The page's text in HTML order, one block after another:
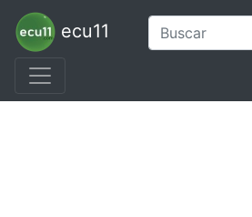
ecu11